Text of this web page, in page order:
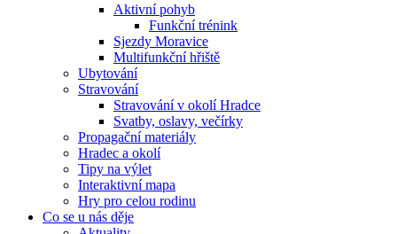
Aktivní pohyb
Funkční trénink
Sjezdy Moravice
Multifunkční hřiště
Ubytování
Stravování
Stravování v okolí Hradce
Svatby, oslavy, večírky
Propagační materiály
Hradec a okolí
Tipy na výlet
Interaktivní mapa
Hry pro celou rodinu
Co se u nás děje